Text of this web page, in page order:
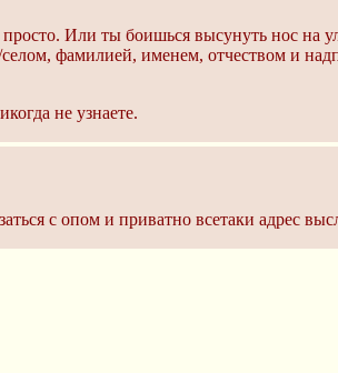
Или ты боишься высунуть нос на
фамилией, именем, отчеством и
не узнаете.
с опом и приватно всетаки адрес